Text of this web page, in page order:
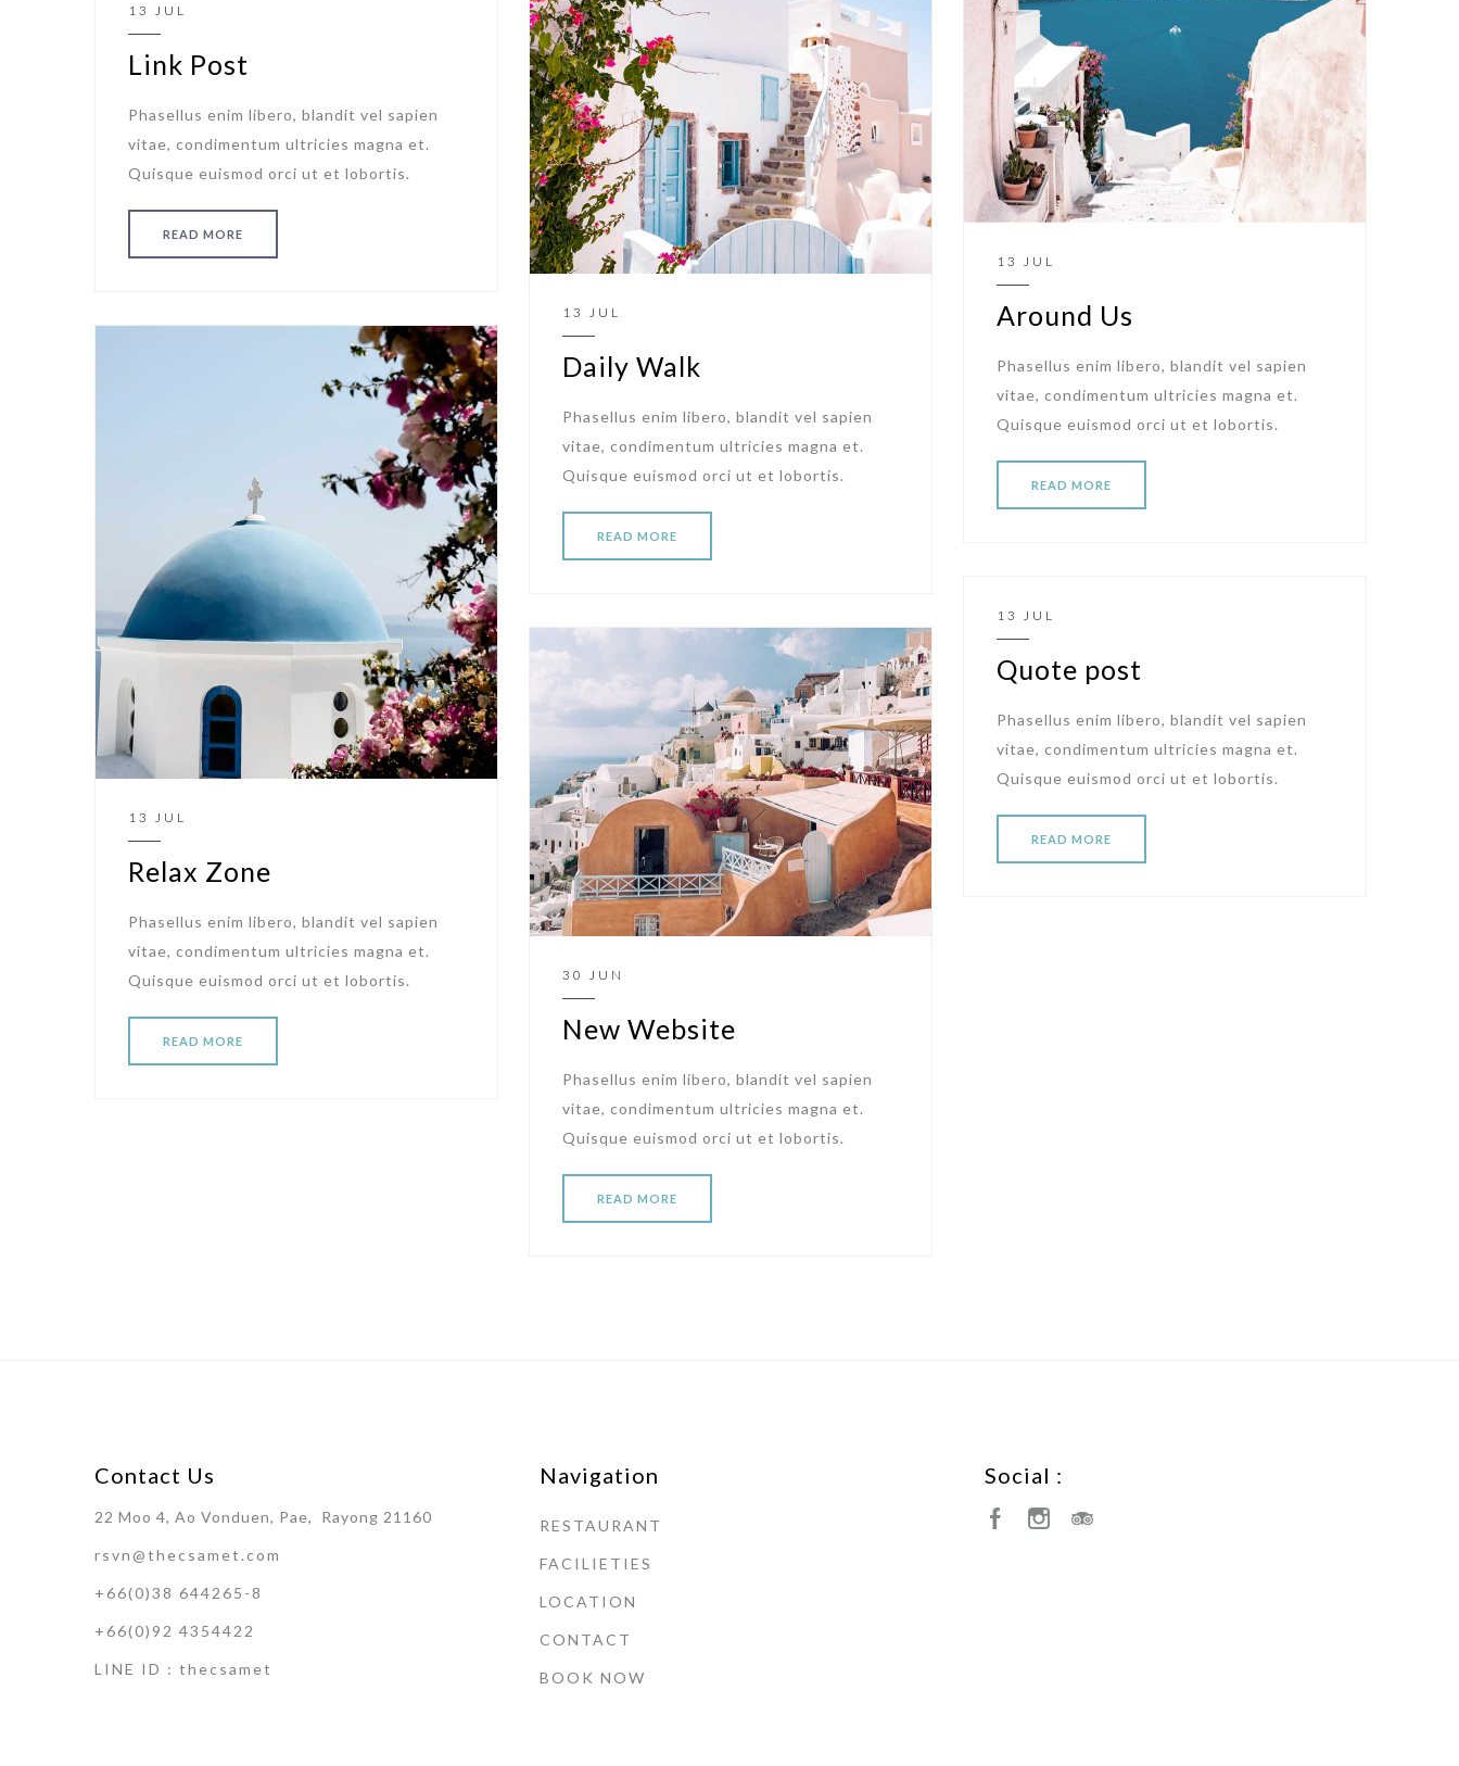
13 JUL
Link Post
Phasellus enim libero, blandit vel sapien
vitae, condimentum ultricies magna et.
Quisque euismod orci ut et lobortis.
READ MORE
13 JUL
Daily Walk
Phasellus enim libero, blandit vel sapien
vitae, condimentum ultricies magna et.
Quisque euismod orci ut et lobortis.
READ MORE
13 JUL
Around Us
Phasellus enim libero, blandit vel sapien
vitae, condimentum ultricies magna et.
Quisque euismod orci ut et lobortis.
READ MORE
13 JUL
Relax Zone
Phasellus enim libero, blandit vel sapien
vitae, condimentum ultricies magna et.
Quisque euismod orci ut et lobortis.
READ MORE
13 JUL
Quote post
Phasellus enim libero, blandit vel sapien
vitae, condimentum ultricies magna et.
Quisque euismod orci ut et lobortis.
READ MORE
30 JUN
New Website
Phasellus enim libero, blandit vel sapien
vitae, condimentum ultricies magna et.
Quisque euismod orci ut et lobortis.
READ MORE
Contact Us
22 Moo 4, Ao Vonduen, Pae, Rayong 21160
rsvn@thecsamet.com
+66(0)38 644265-8
+66(0)92 4354422
LINE ID : thecsamet
Navigation
RESTAURANT
FACILIETIES
LOCATION
CONTACT
BOOK NOW
Social :